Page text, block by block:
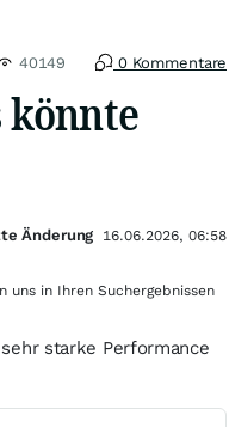
40149 0 Kommentare
könnte
starke Performance
Änderung 16.06.2026, 06:58
uns in Ihren Suchergebnissen